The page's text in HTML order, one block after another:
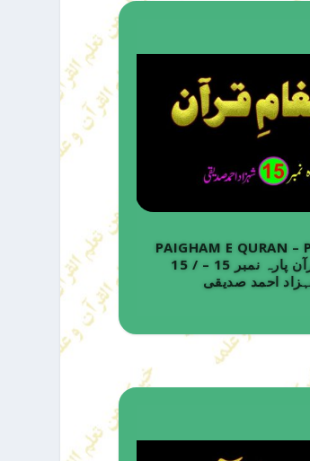
PAIGHAM E QURAN –
15 / پیغامِ قرآن پارہ نمبر 15 –
احمد صدیقی